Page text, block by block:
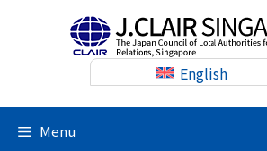
English
Menu